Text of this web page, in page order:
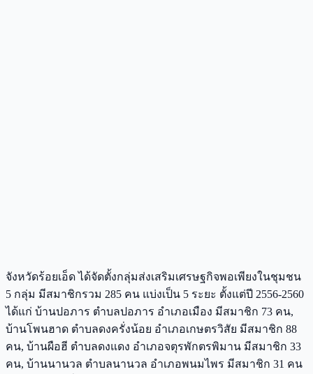
จังหวัดร้อยเอ็ด ได้จัดตั้งกลุ่มส่งเสริมเศรษฐกิจพอเพียงในชุมชน
5 กลุ่ม มีสมาชิกรวม 285 คน แบ่งเป็น 5 ระยะ ตั้งแต่ปี 2556-2560
ได้แก่ บ้านปอภาร ตำบลปอภาร อำเภอเมือง มีสมาชิก 73 คน,
บ้านโพนฮาด ตำบลดงครั่งน้อย อำเภอเกษตรวิสัย มีสมาชิก 88
คน, บ้านผือฮี ตำบลดงแดง อำเภอจตุรพักตรพิมาน มีสมาชิก 33
คน, บ้านนานวล ตำบลนานวล อำเภอพนมไพร มีสมาชิก 31 คน